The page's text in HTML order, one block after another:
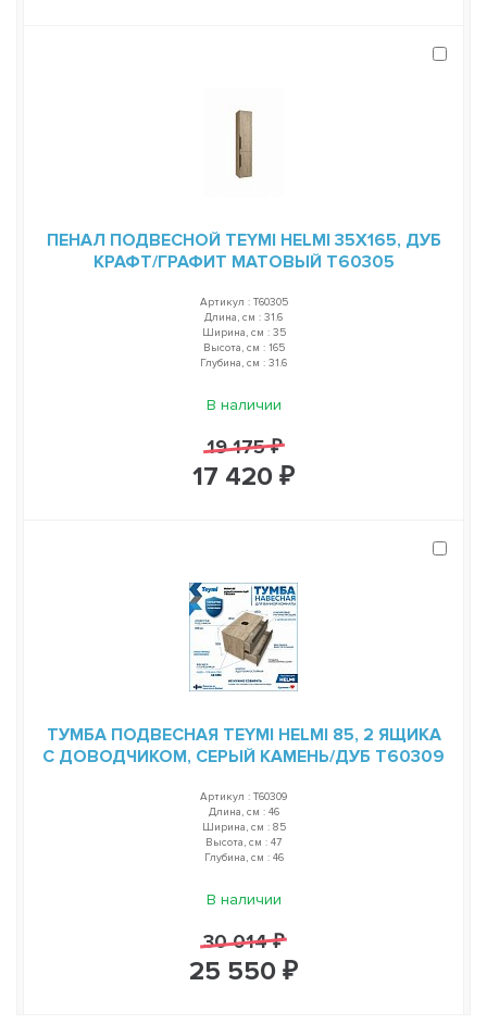
ПЕНАЛ ПОДВЕСНОЙ TEYMI HELMI 35Х165, ДУБ
КРАФТ/ГРАФИТ МАТОВЫЙ T60305
Артикул : T60305
Длина, см : 31.6
Ширина, см : 35
Высота, см : 165
Глубина, см : 31.6
В наличии
19 175 ₽
17 420 ₽
ТУМБА ПОДВЕСНАЯ TEYMI HELMI 85, 2 ЯЩИКА
С ДОВОДЧИКОМ, СЕРЫЙ КАМЕНЬ/ДУБ T60309
Артикул : T60309
Длина, см : 46
Ширина, см : 85
Высота, см : 47
Глубина, см : 46
В наличии
30 014 ₽
25 550 ₽